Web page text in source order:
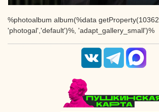
%photoalbum album(%data getProperty(10362,
'photogal','default')%, 'adapt_gallery_small')%